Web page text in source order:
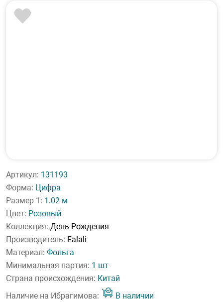
Артикул: 131193
Форма: Цифра
Размер 1: 1.02 м
Цвет: Розовый
Коллекция: День Рождения
Производитель: Falali
Материал: Фольга
Минимальная партия: 1 шт
Страна происхождения: Китай
Наличие на Ибрагимова:
В наличии